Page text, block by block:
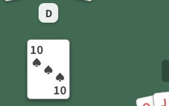
D
J
10
♠ ♠ ♠
10